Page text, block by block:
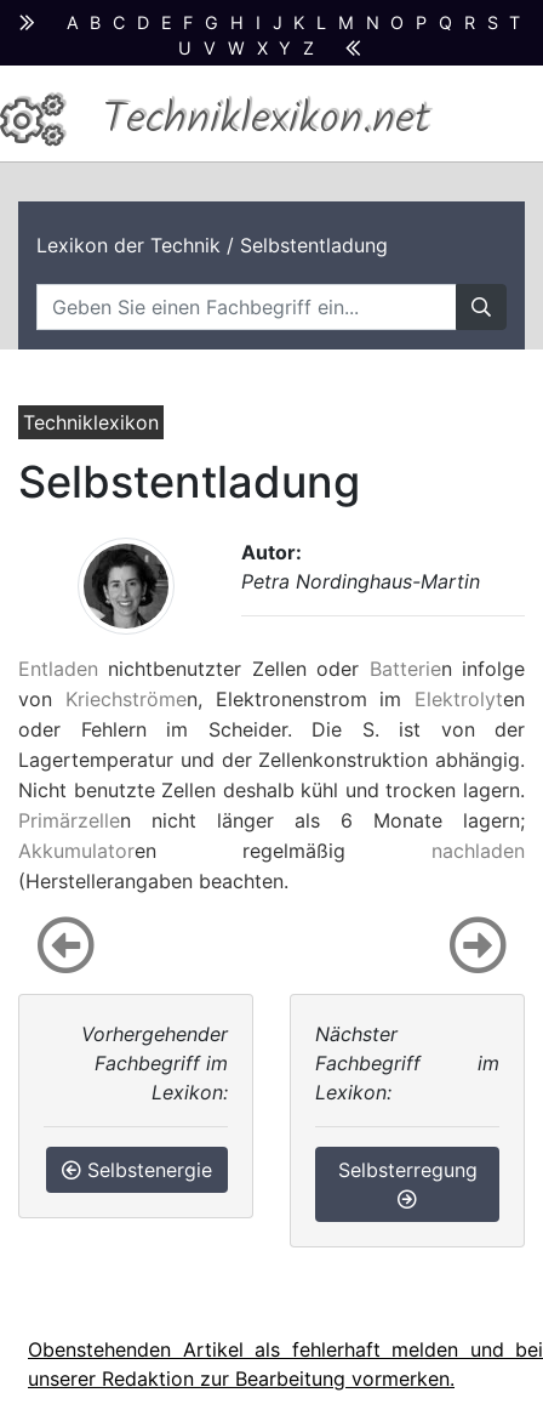
A B C D E F G H I J K L M N O P Q R S T
U
V W X Y Z
Techniklexikon.net
Lexikon der Technik / Selbstentladung
Techniklexikon
Selbstentladung
Autor:
Petra Nordinghaus-Martin
Entladen nichtbenutzter Zellen oder Batterien infolge
von Kriechströmen, Elektronenstrom im Elektrolyten
oder Fehlern im Scheider. Die S. ist von der
Lagertemperatur und der Zellenkonstruktion abhängig.
Nicht benutzte Zellen deshalb kühl und trocken lagern.
Primärzellen nicht länger als 6 Monate lagern;
Akkumulatoren regelmäßig nachladen
(Herstellerangaben beachten.
Vorhergehender
Fachbegriff im
Lexikon:
Selbstenergie
Nächster
Fachbegriff im
Lexikon:
Selbsterregung
Obenstehenden Artikel als fehlerhaft melden und bei
unserer Redaktion zur Bearbeitung vormerken.